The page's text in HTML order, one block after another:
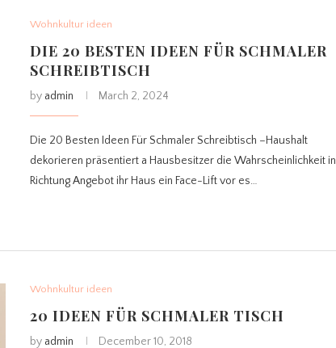
Wohnkultur ideen
DIE 20 BESTEN IDEEN FÜR SCHMALER
SCHREIBTISCH
by admin March 2, 2024
Die 20 Besten Ideen Für Schmaler Schreibtisch –Haushalt
dekorieren präsentiert a Hausbesitzer die Wahrscheinlichkeit in
Richtung Angebot ihr Haus ein Face-Lift vor es…
Wohnkultur ideen
20 IDEEN FÜR SCHMALER TISCH
by admin December 10, 2018